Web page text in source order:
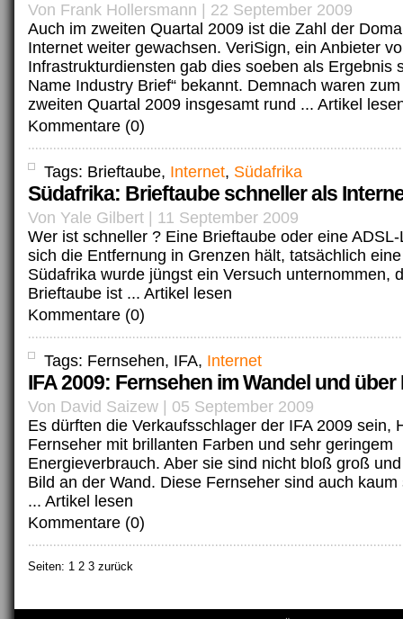
Von Frank Hollersmann | 22 September 2009
Auch im zweiten Quartal 2009 ist die Zahl der
Internet weiter gewachsen. VeriSign, ein Anbieter
Infrastrukturdiensten gab dies soeben als Ergebnis
Name Industry Brief“ bekannt. Demnach waren
zweiten Quartal 2009 insgesamt rund ... Artikel
Kommentare (0)
Tags: Brieftaube, Internet, Südafrika
Südafrika: Brieftaube schneller als
Von Yale Gilbert | 11 September 2009
Wer ist schneller ? Eine Brieftaube oder eine
sich die Entfernung in Grenzen hält, tatsächlich
Südafrika wurde jüngst ein Versuch unternommen,
Brieftaube ist ... Artikel lesen
Kommentare (0)
Tags: Fernsehen, IFA, Internet
IFA 2009: Fernsehen im Wandel und über
Von David Saizew | 05 September 2009
Es dürften die Verkaufsschlager der IFA 2009 sein,
Fernseher mit brillanten Farben und sehr geringem
Energieverbrauch. Aber sie sind nicht bloß groß
Bild an der Wand. Diese Fernseher sind auch
... Artikel lesen
Kommentare (0)
Seiten: 1 2 3 zurück